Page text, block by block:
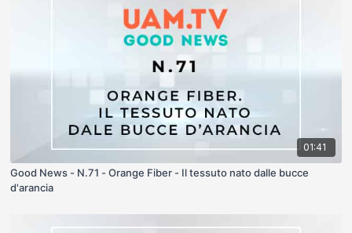
01:41
Good News - N.71 - Orange Fiber - Il tessuto nato dalle bucce
d'arancia